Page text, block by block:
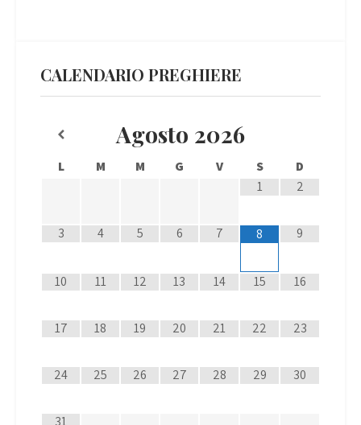
CALENDARIO PREGHIERE
Agosto 2026
L M M G V S
D
1
2
3 4 5 6 7 8 9
10 11 12 13 14 15 16
17 18 19 20 21 22 23
24 25 26 27 28 29 30
31